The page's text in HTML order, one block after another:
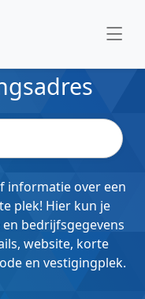
informatie over een
plek! Hier kun je
bedrijfsgegevens
website, korte
en vestigingplek.